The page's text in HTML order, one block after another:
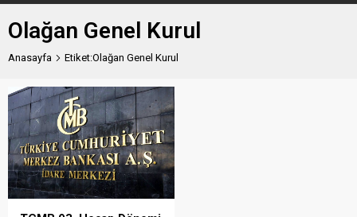
Olağan Genel Kurul
Anasayfa Etiket:Olağan Genel Kurul